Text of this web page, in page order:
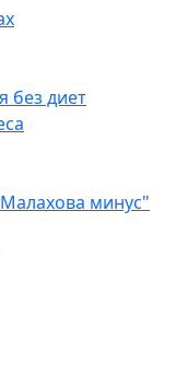
без диет
минус"